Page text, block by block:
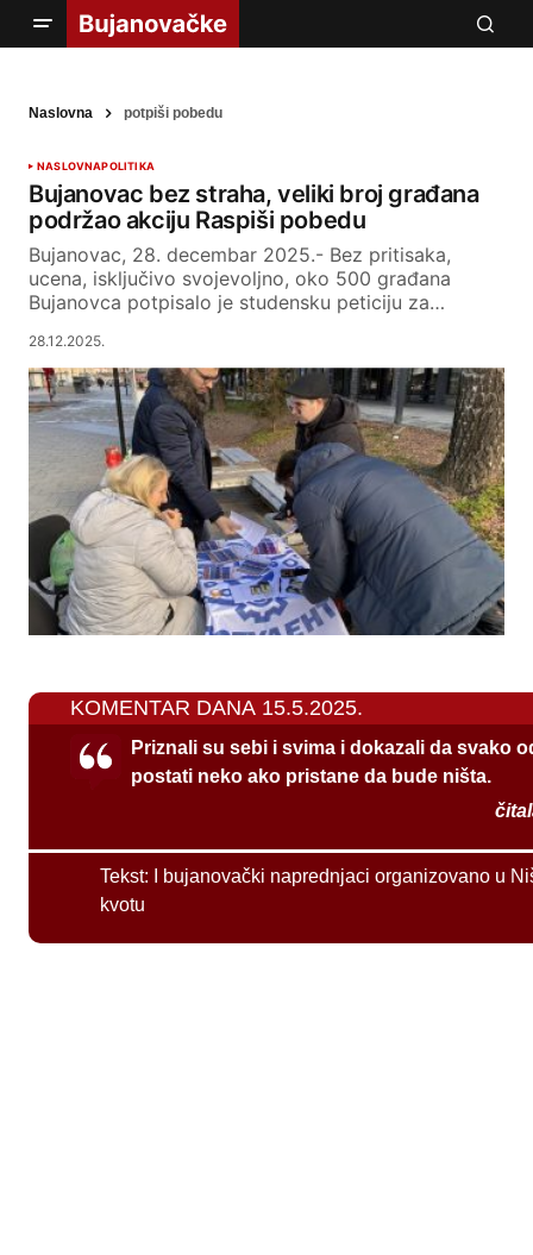
Naslovna potpiši pobedu
NASLOVNAPOLITIKA
Bujanovac bez straha, veliki broj građana
podržao akciju Raspiši pobedu
Bujanovac, 28. decembar 2025.- Bez pritisaka,
ucena, isključivo svojevoljno, oko 500 građana
Bujanovca potpisalo je studensku peticiju za…
28.12.2025.
KOMENTAR DANA 15.5.2025.
Priznali su sebi i svima i dokazali da svako
postati neko ako pristane da bude ništa.
Tekst:
I bujanovački naprednjaci organizovano u
kvotu